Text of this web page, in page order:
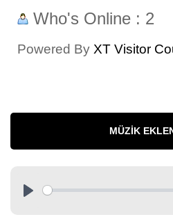
Who's Online : 2
Powered By XT Visitor
MÜZIK